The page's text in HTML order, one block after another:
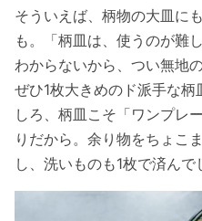
そういえば、柄物の大皿に
も。「柄皿は、使うのが難
わからないから、つい無地
ぜひ1枚大きめのド派手な
しろ、柄皿こそ「ワンプレ
りだから。余り物をちょこ
し、洗いものも1枚で済んで